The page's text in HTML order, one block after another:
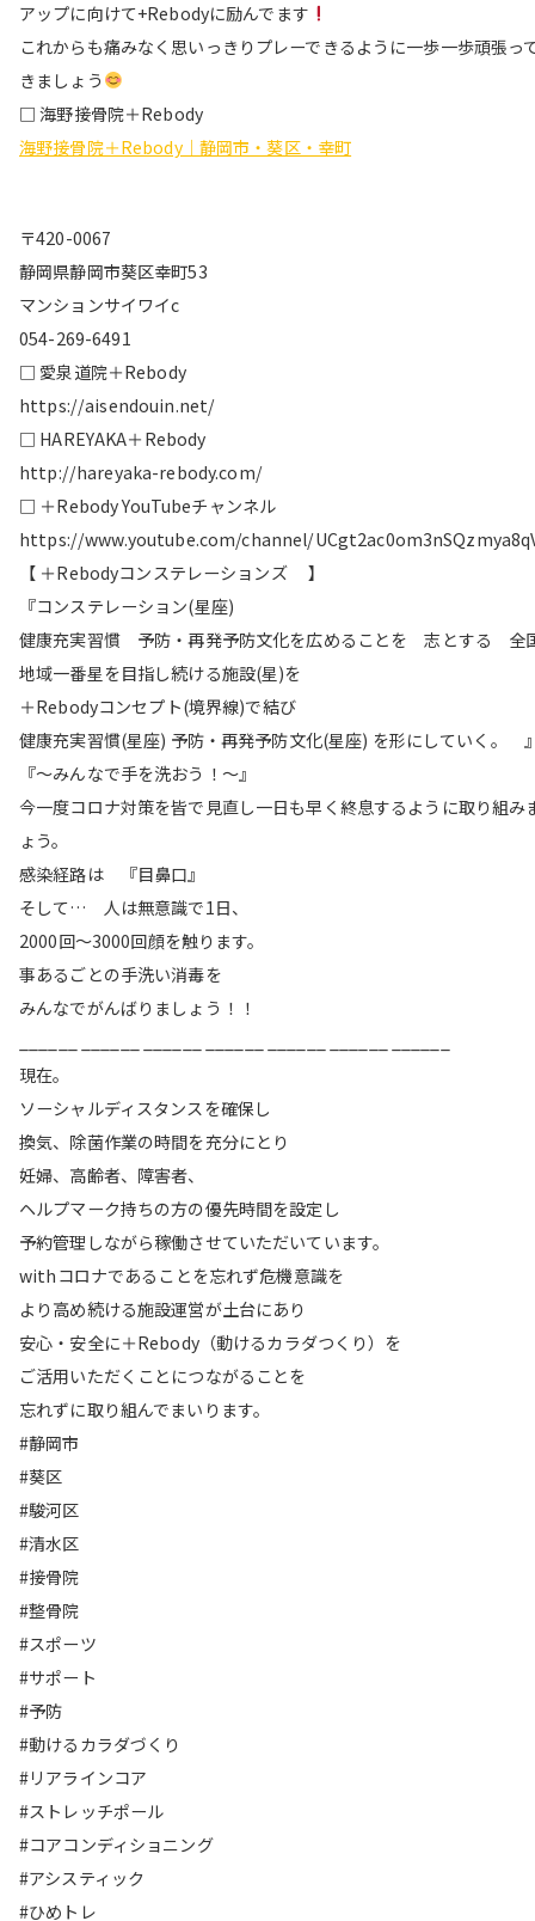
アップに向けて+Rebodyに励んでます
これからも痛みなく思いっきりプレーできるように一歩一歩頑張っ
きましょう
□ 海野接骨院＋Rebody
海野接骨院＋Rebody｜静岡市・葵区・幸町
〒420-0067
静岡県静岡市葵区幸町53
マンションサイワイc
054-269-6491
□ 愛泉道院＋Rebody
https://aisendouin.net/
□ HAREYAKA＋Rebody
http://hareyaka-rebody.com/
□ ＋Rebody YouTubeチャンネル
https://www.youtube.com/channel/
【 ＋Rebodyコンステレーションズ 】
『コンステレーション(星座)
健康充実習慣 予防・再発予防文化を広めることを 志とする 全
地域一番星を目指し続ける施設(星)を
＋Rebodyコンセプト(境界線)で結び
健康充実習慣(星座) 予防・再発予防文化(星座) を形にしていく。
『〜みんなで手を洗おう！〜』
今一度コロナ対策を皆で見直し一日も早く終息するように取り組み
ょう。
感染経路は 『目鼻口』
そして… 人は無意識で1日、
2000回〜3000回顔を触ります。
事あるごとの手洗い消毒を
みんなでがんばりましょう！！
現在。
ソーシャルディスタンスを確保し
換気、除菌作業の時間を充分にとり
妊婦、高齢者、障害者、
ヘルプマーク持ちの方の優先時間を設定し
予約管理しながら稼働させていただいています。
withコロナであることを忘れず危機意識を
より高め続ける施設運営が土台にあり
安心・安全に＋Rebody（動けるカラダつくり）を
ご活用いただくことにつながることを
忘れずに取り組んでまいります。
#静岡市
#葵区
#駿河区
#清水区
#接骨院
#整骨院
#スポーツ
#サポート
#予防
#動けるカラダづくり
#リアラインコア
#ストレッチポール
#コアコンディショニング
#アシスティック
#ひめトレ